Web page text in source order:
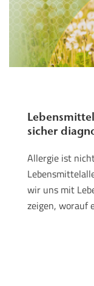
sicher
Allergie ist
wir uns mit
zeigen, worauf